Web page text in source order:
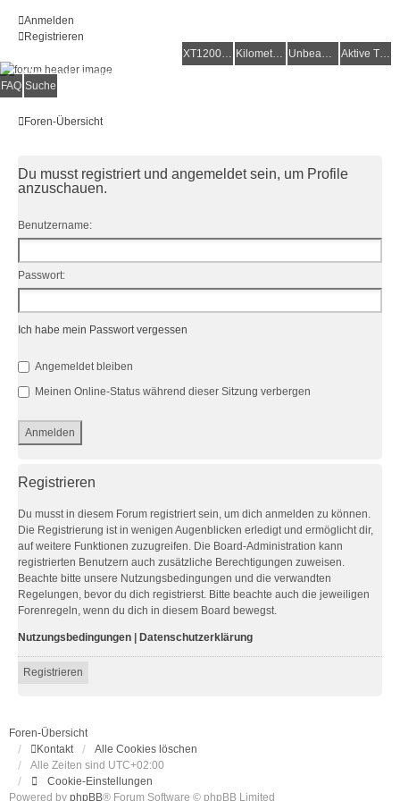
Anmelden
Registrieren
XT1200Z-Wiki
Kilometerstatistik Unbeantwortete Themen Aktive Themen
Alles rund um die Yamaha XT1200Z Super Ténéré
FAQ Suche
Foren-Übersicht
Du musst registriert und angemeldet sein, um Profile
anzuschauen.
Benutzername:
Passwort:
Ich habe mein Passwort vergessen
Angemeldet bleiben
Meinen Online-Status während dieser Sitzung verbergen
Registrieren
Du musst in diesem Forum registriert sein, um dich anmelden zu können.
Die Registrierung ist in wenigen Augenblicken erledigt und ermöglicht dir,
auf weitere Funktionen zuzugreifen. Die Board-Administration kann
registrierten Benutzern auch zusätzliche Berechtigungen zuweisen.
Beachte bitte unsere Nutzungsbedingungen und die verwandten
Regelungen, bevor du dich registrierst. Bitte beachte auch die jeweiligen
Forenregeln, wenn du dich in diesem Board bewegst.
Nutzungsbedingungen Datenschutzerklärung
Registrieren
Foren-Übersicht
Kontakt
Alle Cookies löschen
Alle Zeiten sind UTC+02:00
Cookie-Einstellungen
Powered by phpBB® Forum Software © phpBB Limited